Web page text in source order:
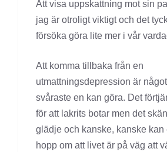
Att visa uppskattning mot sin
jag är otroligt viktigt och det
försöka göra lite mer i vår
Att komma tillbaka från en
utmattningsdepression är
svåraste en kan göra. Det
för att lakrits botar men det
glädje och kanske, kanske kan
hopp om att livet är på väg att